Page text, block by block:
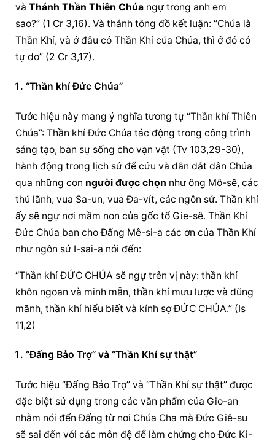
và Thánh Thần Thiên Chúa ngự trong anh em
sao?” (1 Cr 3,16). Và thánh tông đồ kết luận: “Chúa là
Thần Khí, và ở đâu có Thần Khí của Chúa, thì ở đó có
tự do” (2 Cr 3,17).
“Thần khí Đức Chúa”
Tước hiệu này mang ý nghĩa tương tự “Thần khí Thiên
Chúa”: Thần khí Đức Chúa tác động trong công trình
sáng tạo, ban sự sống cho vạn vật (Tv 103,29-30),
hành động trong lịch sử để cứu và dẫn dắt dân Chúa
qua những con người được chọn như ông Mô-sê, các
thủ lãnh, vua Sa-un, vua Đa-vít, các ngôn sứ. Thần khí
ấy sẽ ngự nơi mầm non của gốc tổ Gie-sê. Thần Khí
Đức Chúa ban cho Đấng Mê-si-a các ơn của Thần Khí
như ngôn sứ I-sai-a nói đến:
“Thần khí ĐỨC CHÚA sẽ ngự trên vị này: thần khí
khôn ngoan và minh mẫn, thần khí mưu lược và dũng
mãnh, thần khí hiểu biết và kính sợ ĐỨC CHÚA.” (Is
11,2)
“Đấng Bảo Trợ” và “Thần Khí sự thật”
Tước hiệu “Đấng Bảo Trợ” và “Thần Khí sự thật” được
đặc biệt sử dụng trong các văn phẩm của Gio-an
nhằm nói đến Đấng từ nơi Chúa Cha mà Đức Giê-su
sẽ sai đến với các môn đệ để làm chứng cho Đức Ki-